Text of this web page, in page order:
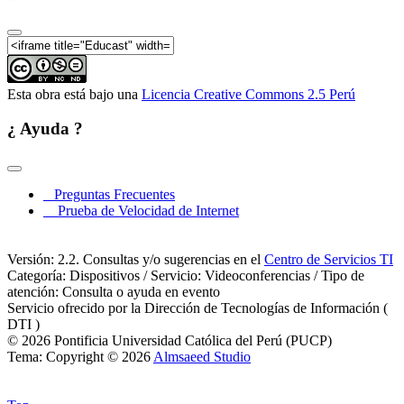
Esta obra está bajo una Licencia Creative Commons 2.5 Perú
¿ Ayuda ?
Preguntas Frecuentes
Prueba de Velocidad de Internet
Versión: 2.2. Consultas y/o sugerencias en el Centro de Servicios TI
Categoría: Dispositivos / Servicio: Videoconferencias / Tipo de
atención: Consulta o ayuda en evento
Servicio ofrecido por la Dirección de Tecnologías de Información (
DTI )
© 2026 Pontificia Universidad Católica del Perú (PUCP)
Tema: Copyright © 2026 Almsaeed Studio